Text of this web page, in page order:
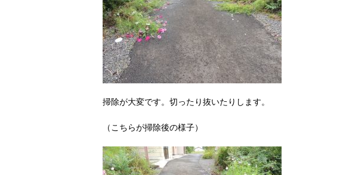
掃除が大変です。切ったり抜いたりします。
（こちらが掃除後の様子）